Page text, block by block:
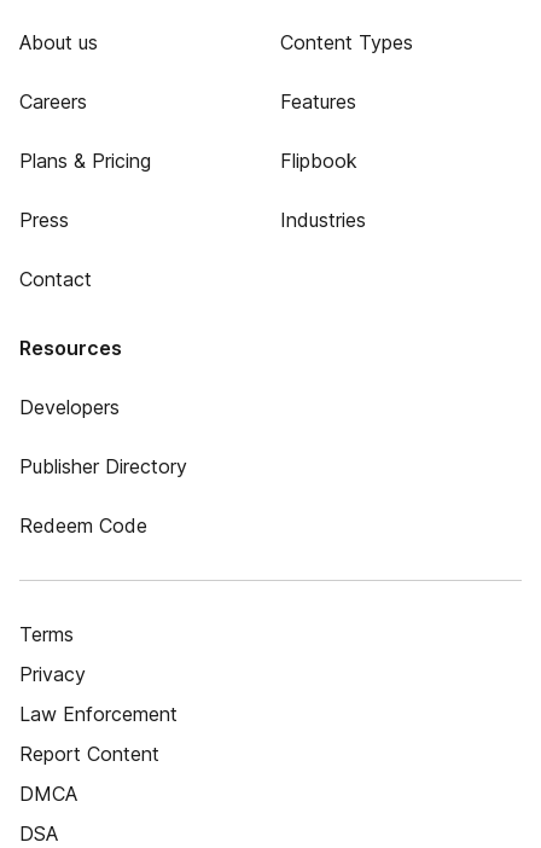
About us
Careers
Plans & Pricing
Press
Contact
Content Types
Features
Flipbook
Industries
Resources
Developers
Publisher Directory
Redeem Code
Terms
Privacy
Law Enforcement
Report Content
DMCA
DSA